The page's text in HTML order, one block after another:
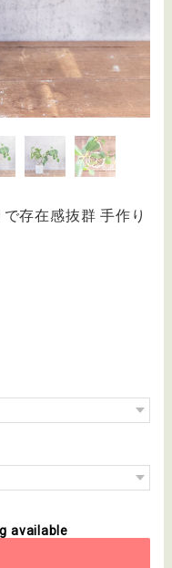
存在感抜群 手作り
available